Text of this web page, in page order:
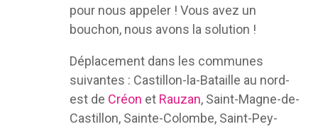
pour nous appeler ! Vous avez un
bouchon, nous avons la solution !
Déplacement dans les communes
suivantes : Castillon-la-Bataille au nord-
est de Créon et Rauzan, Saint-Magne-de-
Castillon, Sainte-Colombe, Saint-Pey-